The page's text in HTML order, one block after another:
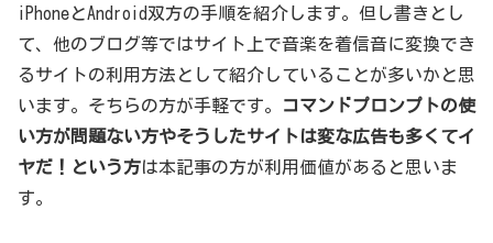
iPhoneとAndroid双方の手順を紹介します。但し書きとし
て、他のブログ等ではサイト上で音楽を着信音に変換でき
るサイトの利用方法として紹介していることが多いかと思
います。そちらの方が手軽です。
コマンドプロンプトの使
い方が問題ない方やそうしたサイトは変な広告も多くてイ
ヤだ！という方は本記事の方が利用価値があると思いま
す。